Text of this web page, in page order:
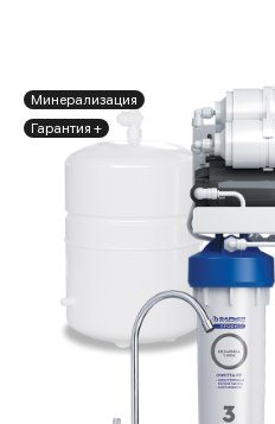
Минерализация
Гарантия +